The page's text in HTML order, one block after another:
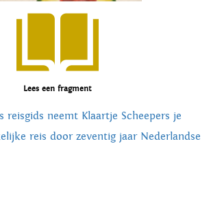
Lees een fragment
reisgids neemt Klaartje Scheepers je
reis door zeventig jaar Nederlandse